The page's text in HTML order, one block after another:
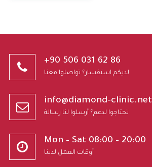
+90 506 031 62 86
لديكم استفسار؟ تواصلوا معنا
info@diamond-clinic.net
تحتاجوا لدعم؟ أرسلوا لنا رسالة
Mon – Sat 08:00 – 20:00
أوقات العمل لدينا